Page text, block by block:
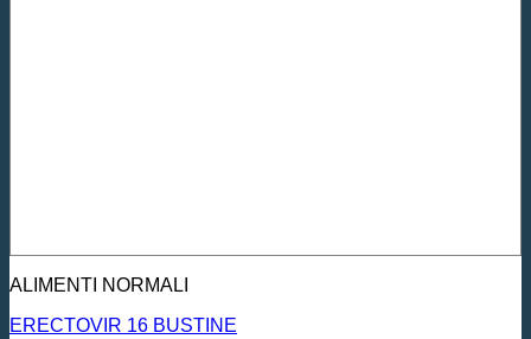
ALIMENTI NORMALI
ERECTOVIR 16 BUSTINE